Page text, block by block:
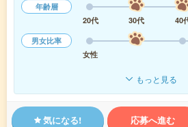
年齢層
20代
30代 40
男女比率
女性
もっと見る
気になる! 応募へ進む